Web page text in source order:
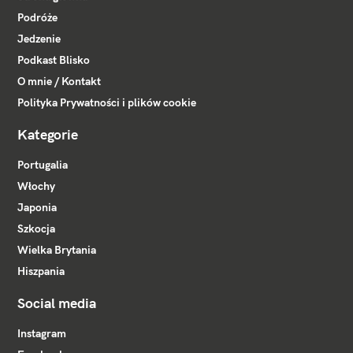
Podróże
Jedzenie
Podkast Blisko
O mnie / Kontakt
Polityka Prywatności i plików cookie
Kategorie
Portugalia
Włochy
Japonia
Szkocja
Wielka Brytania
Hiszpania
Social media
Instagram